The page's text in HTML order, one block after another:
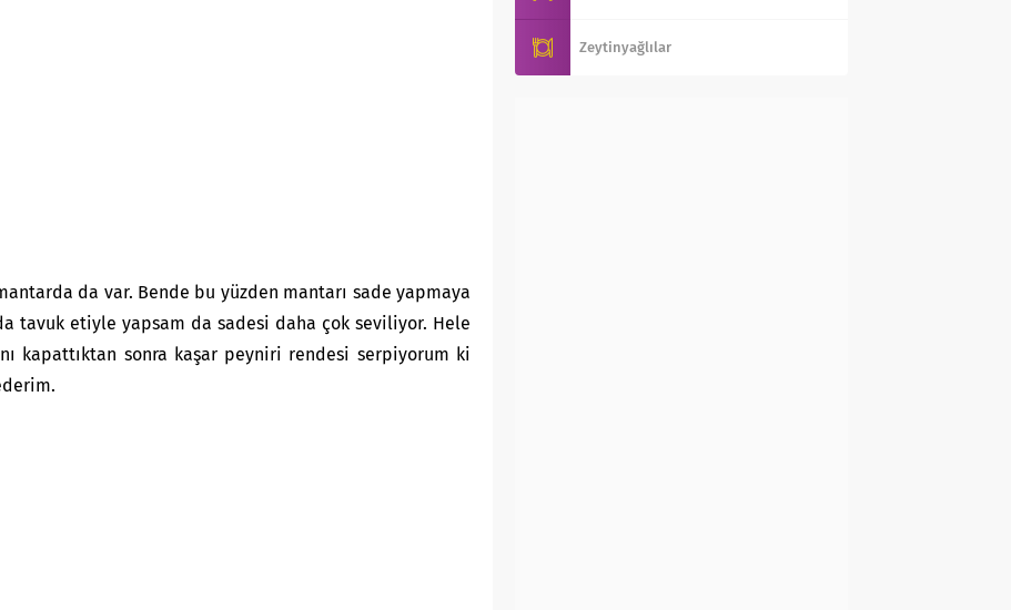
da var. Bende bu yüzden mantarı sade yapmaya
tavuk etiyle yapsam da sadesi daha çok seviliyor. Hele
kapattıktan sonra kaşar peyniri rendesi serpiyorum ki
Zeytinyağlılar